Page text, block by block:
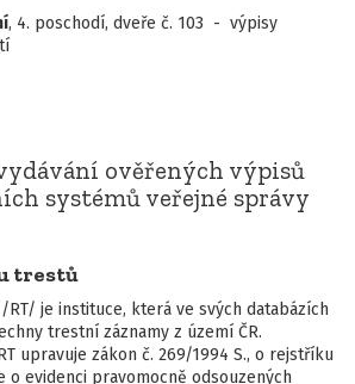
, 4. poschodí, dveře č. 103 - výpisy
ověřených výpisů
systémů veřejné správy
trestů
je instituce, která ve svých databázích
trestní záznamy z území ČR.
upravuje zákon č. 269/1994 S., o rejstříku
o evidenci pravomocně odsouzených